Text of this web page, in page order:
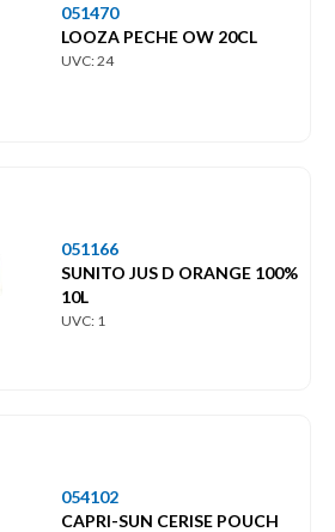
051470
LOOZA PECHE OW 20CL
UVC: 24
051166
SUNITO JUS D ORANGE 100%
10L
UVC: 1
054102
CAPRI-SUN CERISE POUCH